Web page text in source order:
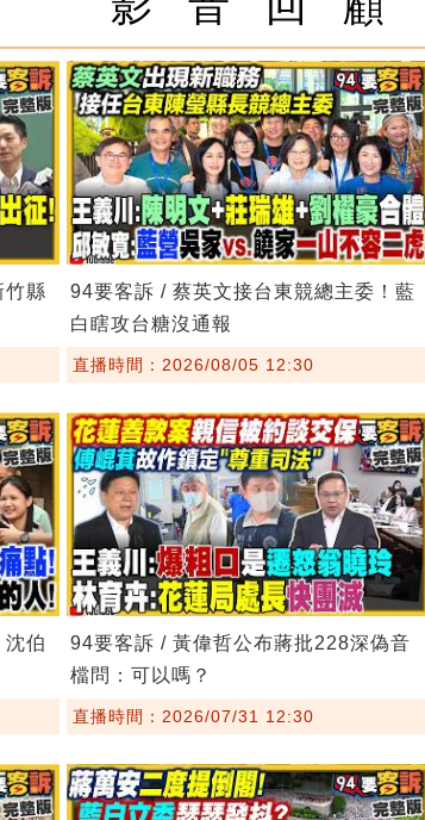
竹縣
94要客訴 / 蔡英文接台東競總主委！藍
白瞎攻台糖沒通報
直播時間：2026/08/05 12:30
伯
94要客訴 / 黃偉哲公布蔣批228深偽音
檔問：可以嗎？
直播時間：2026/07/31 12:30